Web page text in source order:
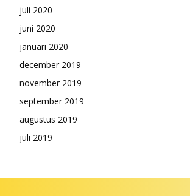
juli 2020
juni 2020
januari 2020
december 2019
november 2019
september 2019
augustus 2019
juli 2019